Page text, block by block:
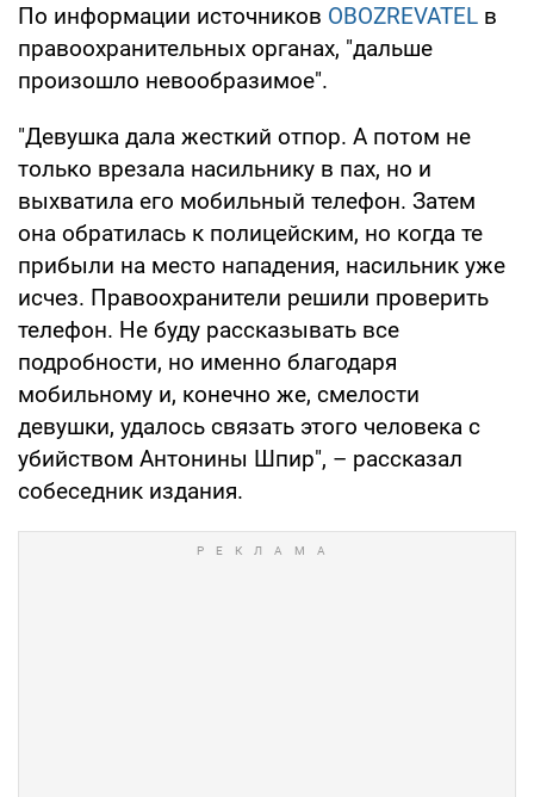
По информации источников OBOZREVATEL в
правоохранительных органах, "дальше
произошло невообразимое".
"Девушка дала жесткий отпор. А потом не
только врезала насильнику в пах, но и
выхватила его мобильный телефон. Затем
она обратилась к полицейским, но когда те
прибыли на место нападения, насильник уже
исчез. Правоохранители решили проверить
телефон. Не буду рассказывать все
подробности, но именно благодаря
мобильному и, конечно же, смелости
девушки, удалось связать этого человека с
убийством Антонины Шпир", – рассказал
собеседник издания.